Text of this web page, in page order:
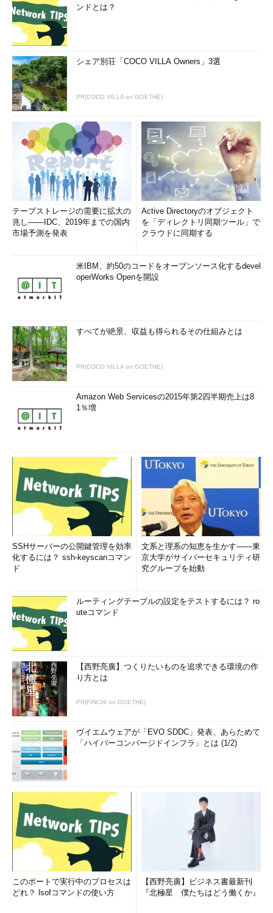
ンドとは？
シェア別荘「COCO VILLA Owners」3選
PR(COCO VILLA on GOETHE)
テープストレージの需要に拡大の
兆し――IDC、2019年までの国内
市場予測を発表
Active Directoryのオブジェクト
を「ディレクトリ同期ツール」で
クラウドに同期する
米IBM、約50のコードをオープンソース化するdevel
operWorks Openを開設
すべてが絶景、収益も得られるその仕組みとは
PR(COCO VILLA on GOETHE)
Amazon Web Servicesの2015年第2四半期売上は8
1％増
SSHサーバーの公開鍵管理を効率
化するには？ ssh-keyscanコマン
ド
文系と理系の知恵を生かす――東
京大学がサイバーセキュリティ研
究グループを始動
ルーティングテーブルの設定をテストするには？ ro
uteコマンド
【西野亮廣】つくりたいものを追求できる環境の作
り方とは
PR(FINCHI on GOETHE)
ヴイエムウェアが「EVO SDDC」発表、あらためて
「ハイパーコンバージドインフラ」とは (1/2)
このポートで実行中のプロセスは
どれ？ lsofコマンドの使い方
【西野亮廣】ビジネス書最新刊
『北極星 僕たちはどう働くか』